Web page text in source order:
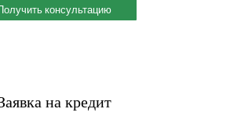
консультацию
на кредит